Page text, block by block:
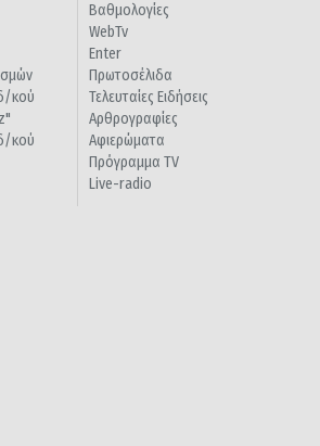
κού
κού
Βαθμολογίες
WebTv
Enter
Πρωτοσέλιδα
Τελευταίες Ειδήσεις
Αρθρογραφίες
Αφιερώματα
Πρόγραμμα TV
Live-radio